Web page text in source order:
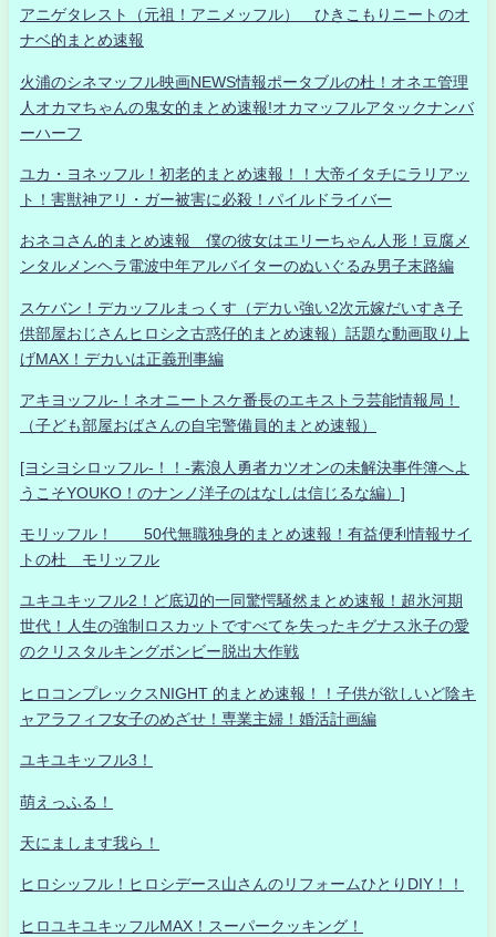
アニゲタレスト（元祖！アニメッフル） ひきこもりニートのオ
ナベ的まとめ速報
火浦のシネマッフル映画NEWS情報ポータブルの杜！オネエ管理
人オカマちゃんの鬼女的まとめ速報!オカマッフルアタックナンバ
ーハーフ
ユカ・ヨネッフル！初老的まとめ速報！！大帝イタチにラリアッ
ト！害獣神アリ・ガー被害に必殺！パイルドライバー
おネコさん的まとめ速報 僕の彼女はエリーちゃん人形！豆腐メ
ンタルメンヘラ電波中年アルバイターのぬいぐるみ男子末路編
スケバン！デカッフルまっくす（デカい強い2次元嫁だいすき子
供部屋おじさんヒロシ之古惑仔的まとめ速報）話題な動画取り上
げMAX！デカいは正義刑事編
アキヨッフル-！ネオニートスケ番長のエキストラ芸能情報局！
（子ども部屋おばさんの自宅警備員的まとめ速報）
[ヨシヨシロッフル-！！-素浪人勇者カツオンの未解決事件簿へよ
うこそYOUKO！のナンノ洋子のはなしは信じるな編）]
モリッフル！ 50代無職独身的まとめ速報！有益便利情報サイ
トの杜 モリッフル
ユキユキッフル2！ど底辺的一同驚愕騒然まとめ速報！超氷河期
世代！人生の強制ロスカットですべてを失ったキグナス氷子の愛
のクリスタルキングボンビー脱出大作戦
ヒロコンプレックスNIGHT 的まとめ速報！！子供が欲しいど陰キ
ャアラフィフ女子のめざせ！専業主婦！婚活計画編
ユキユキッフル3！
萌えっふる！
天にまします我ら！
ヒロシッフル！ヒロシデース山さんのリフォームひとりDIY！！
ヒロユキユキッフルMAX！スーパークッキング！